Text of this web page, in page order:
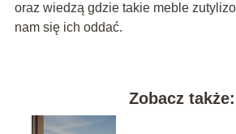
oraz wiedzą gdzie takie meble
nam się ich oddać.
Zobacz także: